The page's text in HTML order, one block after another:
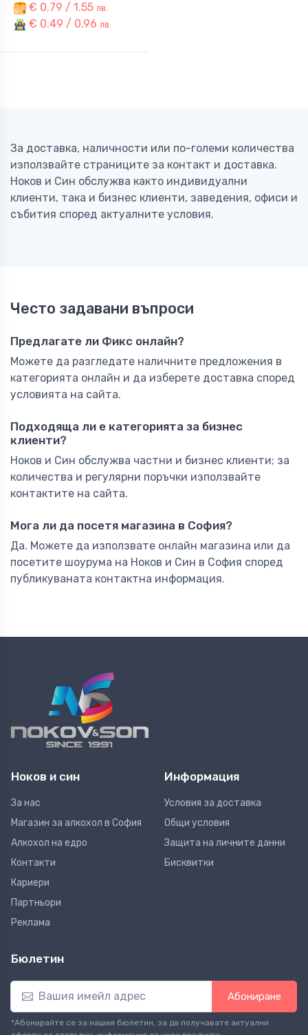
€ 0.79 / 1.55 лв.
€ 0.49 / 0.96 лв.
За доставка, наличности или по-големи количества
използвайте страниците за контакт и доставка.
Ноков и Син обслужва както индивидуални
клиенти, така и бизнес клиенти, заведения, офиси и
събития според актуалните условия.
Често задавани въпроси
Предлагате ли Фикс онлайн?
Можете да разгледате наличните предложения в
категорията онлайн и да изберете доставка според
условията на сайта.
Подходяща ли е категорията за бизнес
клиенти?
Ноков и Син обслужва частни и бизнес клиенти; за
количества и регулярни поръчки използвайте
контактите на сайта.
Мога ли да посетя магазина в София?
Да. Можете да използвате онлайн магазина или да
посетите шоурума на Ноков и Син в София според
публикуваната контактна информация.
Ноков и син
За нас
Магазин за алкохол в София
Алкохол на едро
Контакти
Кариери
Партньори
Реклама
Информация
Условия за доставка
Общи условия
Защита на личните данни
Бисквитки
Бюлетин
Абониране
*Абонирайте се за нашия бюлетин, за да получавате актуални